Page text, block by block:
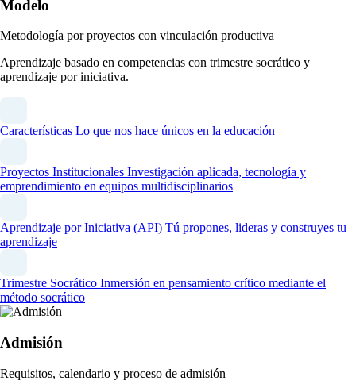
Modelo
Metodología por proyectos con vinculación productiva
Aprendizaje basado en competencias con trimestre socrático y
aprendizaje por iniciativa.
Características Lo que nos hace únicos en la educación
Proyectos Institucionales Investigación aplicada, tecnología y
emprendimiento en equipos multidisciplinarios
Aprendizaje por Iniciativa (API) Tú propones, lideras y construyes tu
aprendizaje
Trimestre Socrático Inmersión en pensamiento crítico mediante el
método socrático
Admisión
Requisitos, calendario y proceso de admisión